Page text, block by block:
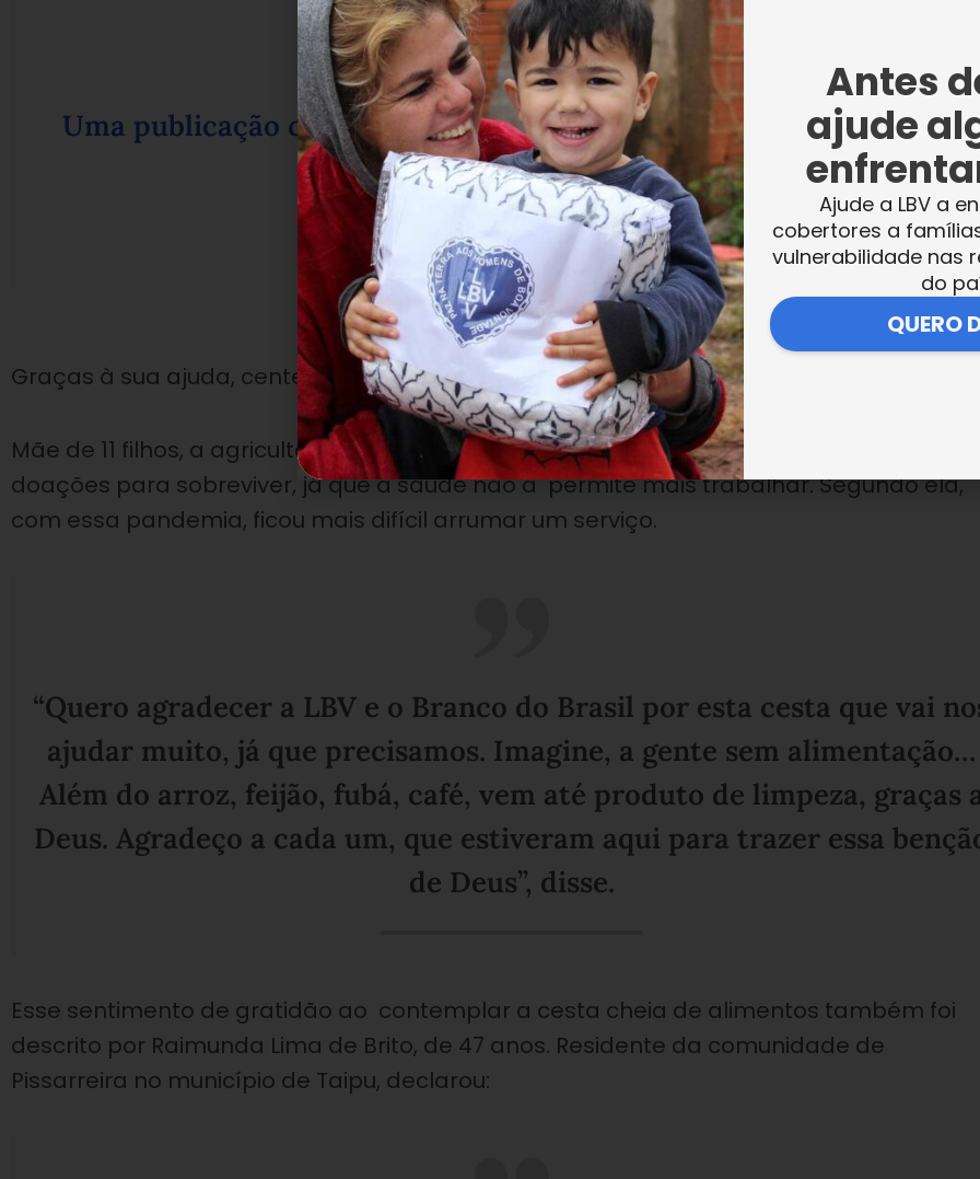
Uma publicação compartilhada por Solidariedade | Mundo Melhor
(@lbvbrasil)
em 1 de Jun, 2020 às 3:42 PDT
Graças à sua ajuda, centenas de famílias do sertão potiguar terão o que comer.
Mãe de 11 filhos, a agricultora Josinaide Lopes de Paula explicou que está dependendo
doações para sobreviver, já que a saúde não a permite mais trabalhar. Segundo ela,
com essa pandemia, ficou mais difícil arrumar um serviço.
“Quero agradecer a LBV e o Branco do Brasil por esta cesta que vai
ajudar muito, já que precisamos. Imagine, a gente sem alimentação…
Além do arroz, feijão, fubá, café, vem até produto de limpeza, graças
Deus. Agradeço a cada um, que estiveram aqui para trazer essa
de Deus”, disse.
Esse sentimento de gratidão ao contemplar a cesta cheia de alimentos também foi
descrito por Raimunda Lima de Brito, de 47 anos. Residente da comunidade de
Pissarreira no município de Taipu, declarou:
Antes
ajude
Ajude a LBV a
cobertores a
vulnerabilidade nas
do
QUERO